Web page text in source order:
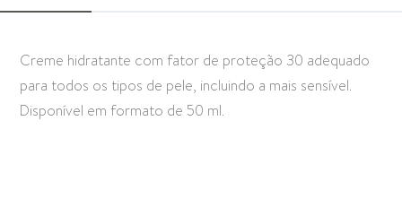
Creme hidratante com fator de proteção 30 adequado
para todos os tipos de pele, incluindo a mais sensível.
Disponível em formato de 50 ml.